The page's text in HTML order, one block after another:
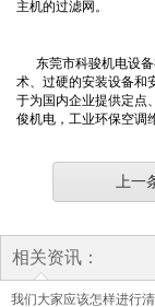
主机的过滤网。
东莞市科骏机电设备
术、过硬的安装设备和
于为国内企业提供定点
俊机电，工业环保空调
上一
相关资讯：
我们大家应该怎样进行